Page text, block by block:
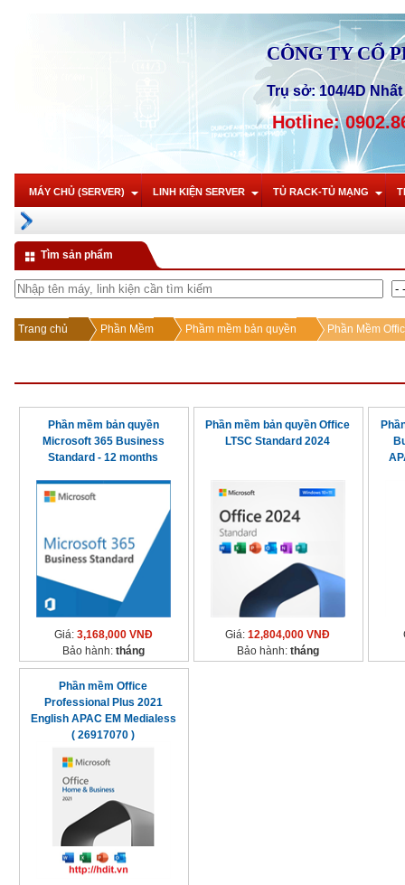
CÔNG TY CỔ
Trụ sở: 104/4D
Hotline:
MÁY CHỦ (SERVER) LINH KIỆN SERVER TỦ RACK-TỦ MẠNG
Tìm sản phẩm
Trang chủ Phần Mềm Phầm mềm bản quyền Phần Mềm
Phần mềm bản quyền
Microsoft 365 Business
Standard - 12 months
Giá: 3,168,000 VNĐ
Bảo hành: tháng
Phần mềm bản quyền Office
LTSC Standard 2024
Giá:12,804,000 VNĐ
Bảo hành: tháng
Phần mềm Office
Professional Plus 2021
English APAC EM Medialess
( 26917070 )